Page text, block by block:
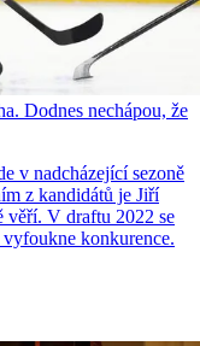
Dodnes nechápou, že
v nadcházející sezoně
z kandidátů je Jiří
věří. V draftu 2022 se
konkurence.